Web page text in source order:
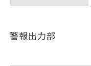
警報出力部